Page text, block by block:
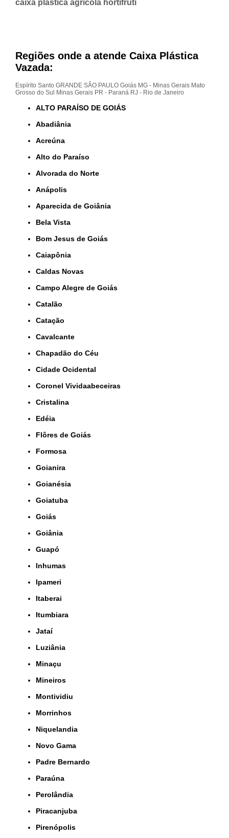
caixa plástica agrícola hortifruti
Regiões onde a atende Caixa Plástica
Vazada:
Espírito Santo GRANDE SÃO PAULO Goiás MG - Minas Gerais Mato
Grosso do Sul
Minas Gerais PR - Paraná RJ - Rio de Janeiro
ALTO PARAÍSO DE GOIÁS
Abadiânia
Acreúna
Alto do Paraíso
Alvorada do Norte
Anápolis
Aparecida de Goiânia
Bela Vista
Bom Jesus de Goiás
Caiapônia
Caldas Novas
Campo Alegre de Goiás
Catalão
Catação
Cavalcante
Chapadão do Céu
Cidade Ocidental
Coronel Vividaabeceiras
Cristalina
Edéia
Flôres de Goiás
Formosa
Goianira
Goianésia
Goiatuba
Goiás
Goiânia
Guapó
Inhumas
Ipameri
Itaberai
Itumbiara
Jataí
Luziânia
Minaçu
Mineiros
Montividiu
Morrinhos
Niquelandia
Novo Gama
Padre Bernardo
Paraúna
Perolândia
Piracanjuba
Pirenópolis